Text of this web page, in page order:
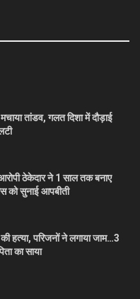
तांडव, गलत दिशा में दौड़ाई
ठेकेदार ने 1 साल तक बनाए
को सुनाई आपबीती
हत्या, परिजनों ने लगाया जाम…3
का साया